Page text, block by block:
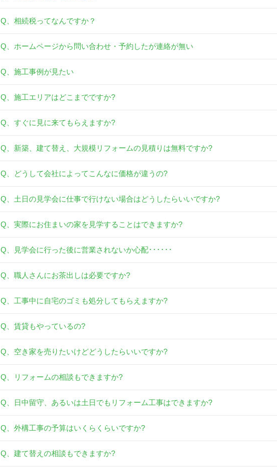
Q、相続税ってなんですか？
Q、ホームページから問い合わせ・予約したが連絡が無い
Q、施工事例が見たい
Q、施工エリアはどこまでですか?
Q、すぐに見に来てもらえますか?
Q、新築、建て替え、大規模リフォームの見積りは無料ですか?
Q、どうして会社によってこんなに価格が違うの?
Q、土日の見学会に仕事で行けない場合はどうしたらいいですか?
Q、実際にお住まいの家を見学することはできますか?
Q、見学会に行った後に営業されないか心配･･････
Q、職人さんにお茶出しは必要ですか?
Q、工事中に自宅のゴミも処分してもらえますか?
Q、賃貸もやっているの?
Q、空き家を売りたいけどどうしたらいいですか?
Q、リフォームの相談もできますか?
Q、日中留守、あるいは土日でもリフォーム工事はできますか?
Q、外構工事の予算はいくらくらいですか?
Q、建て替えの相談もできますか?